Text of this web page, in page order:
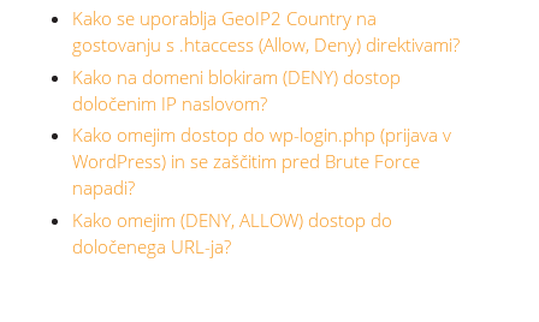
Kako se uporablja GeoIP2 Country na
gostovanju s .htaccess (Allow, Deny) direktivami?
Kako na domeni blokiram (DENY) dostop
določenim IP naslovom?
Kako omejim dostop do wp-login.php (prijava v
WordPress) in se zaščitim pred Brute Force
napadi?
Kako omejim (DENY, ALLOW) dostop do
določenega URL-ja?